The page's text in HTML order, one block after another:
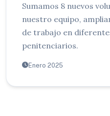
Sumamos 8 nuevos
nuestro equipo,
de trabajo en
penitenciarios.
Enero 2025